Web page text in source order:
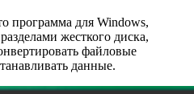
программа для Windows,
жесткого диска,
файловые
данные.